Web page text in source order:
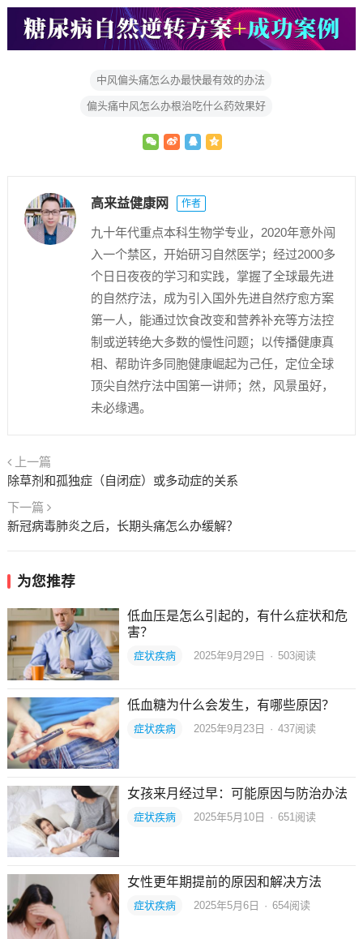
中风偏头痛怎么办最快最有效的办法
偏头痛中风怎么办根治吃什么药效果好
高来益健康网 作者
九十年代重点本科生物学专业，2020年意外闯
入一个禁区，开始研习自然医学；经过2000多
个日日夜夜的学习和实践，掌握了全球最先进
的自然疗法，成为引入国外先进自然疗愈方案
第一人，能通过饮食改变和营养补充等方法控
制或逆转绝大多数的慢性问题；以传播健康真
相、帮助许多同胞健康崛起为己任，定位全球
顶尖自然疗法中国第一讲师；然，风景虽好，
未必缘遇。
上一篇
除草剂和孤独症（自闭症）或多动症的关系
下一篇
新冠病毒肺炎之后，长期头痛怎么办缓解？
为您推荐
低血压是怎么引起的，有什么症状和危
害？
症状疾病 2025年9月29日 · 503阅读
低血糖为什么会发生，有哪些原因？
症状疾病 2025年9月23日 · 437阅读
女孩来月经过早：可能原因与防治办法
症状疾病 2025年5月10日 · 651阅读
女性更年期提前的原因和解决方法
症状疾病 2025年5月6日 · 654阅读